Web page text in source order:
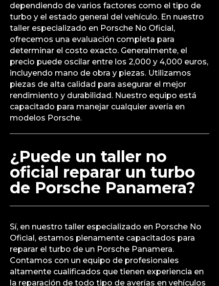
dependiendo de varios factores como el tipo de
turbo y el estado general del vehículo. En nuestro
taller especializado en Porsche No Oficial,
ofrecemos una evaluación completa para
determinar el costo exacto. Generalmente, el
precio puede oscilar entre los 2,000 y 4,000 euros,
incluyendo mano de obra y piezas. Utilizamos
piezas de alta calidad para asegurar el mejor
rendimiento y durabilidad. Nuestro equipo está
capacitado para manejar cualquier avería en
modelos Porsche.
¿Puede un taller no
oficial reparar un turbo
de Porsche Panamera?
Sí, en nuestro taller especializado en Porsche No
Oficial, estamos plenamente capacitados para
reparar el turbo de un Porsche Panamera.
Contamos con un equipo de profesionales
altamente cualificados que tienen experiencia en
la reparación de todo tipo de averías en vehículos